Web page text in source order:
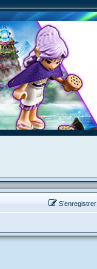
S’enregistrer